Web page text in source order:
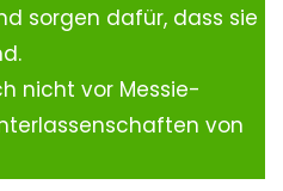
sorgen dafür, dass sie
nicht vor Messie-
von